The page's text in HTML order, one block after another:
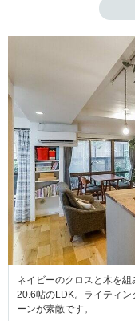
ネイビーのクロスと木を
20.6帖のLDK。ライティン
ーンが素敵です。